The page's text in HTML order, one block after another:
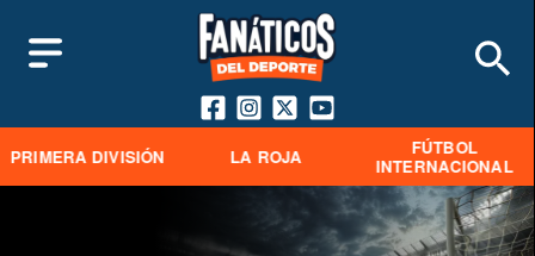
PRIMERA DIVISIÓN LA ROJA
FÚTBOL
INTERNACIONAL